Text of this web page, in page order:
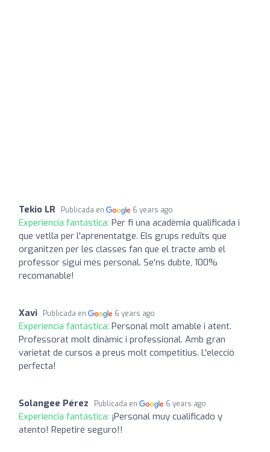
Tekio LR Publicada en 6 years ago
Experiencia fantástica: Per fi una acadèmia qualificada i
que vetlla per l'aprenentatge. Els grups reduïts que
organitzen per les classes fan que el tracte amb el
professor sigui més personal. Se'ns dubte, 100%
recomanable!
Xavi Publicada en 6 years ago
Experiencia fantástica: Personal molt amable i atent.
Professorat molt dinàmic i professional. Amb gran
varietat de cursos a preus molt competitius. L'elecció
perfecta!
Solangee Pérez Publicada en 6 years ago
Experiencia fantástica: ¡Personal muy cualificado y
atento! Repetiré seguro!!